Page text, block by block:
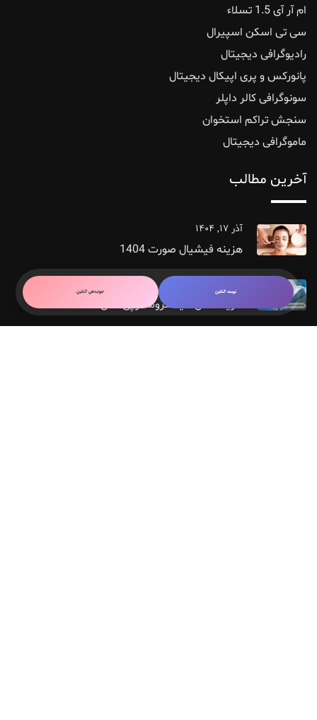
نوبت آنلاین جوابدهی آنلاین
ام آر آی 1.5 تسلاء
سی تی اسکن اسپیرال
رادیوگرافی دیجیتال
پانورکس‌ و ‌پری ‌اپیکال ‌دیجیتال
سونوگرافی کالر داپلر
سنجش تراکم استخوان
ماموگرافی دیجیتال
آخرین مطالب
آذر ۱۷, ۱۴۰۴
هزینه فیشیال صورت 1404
هزینه عمل هیستروسکوپی سال 1404